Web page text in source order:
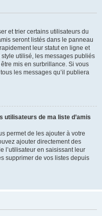
et trier certains utilisateurs du
seront listés dans le panneau
leur statut en ligne et
utilisé, les messages publiés
mis en surbrillance. Si vous
les messages qu’il publiera
utilisateurs de ma liste d’amis
permet de les ajouter à votre
ajouter directement des
l’utilisateur en saisissant leur
supprimer de vos listes depuis